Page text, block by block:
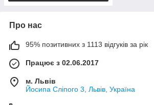
Про нас
95% позитивних з 1113 відгуків за рік
Працює з 02.06.2017
м. Львів
Йосипа Сліпого 3, Львів, Україна